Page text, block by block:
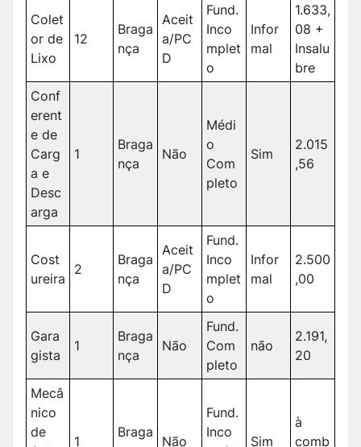
Colet
or de
Lixo
12
Braga
nça
Aceit
a/PC
D
Fund.
Inco
mplet
o
Infor
mal
1.633,
08 +
Insalu
bre
Conf
erent
e de
Carg
a e
Desc
arga
1
Braga
nça
Não
Médi
o
Com
pleto
Sim
2.015
,56
Cost
ureira
2
Braga
nça
Aceit
a/PC
D
Fund.
Inco
mplet
o
Infor
mal
2.500
,00
Gara
gista
1
Braga
nça
Não
Fund.
Com
pleto
não
2.191,
20
Mecâ
nico
de
1
Braga
Não
Fund.
Inco
Sim
à
comb